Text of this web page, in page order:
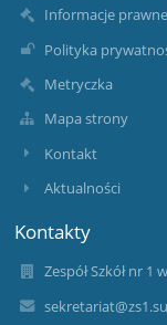
Informacje prawne
Polityka
Metryczka
Mapa strony
Kontakt
Aktualności
Kontakty
Zespół Szkół nr 1